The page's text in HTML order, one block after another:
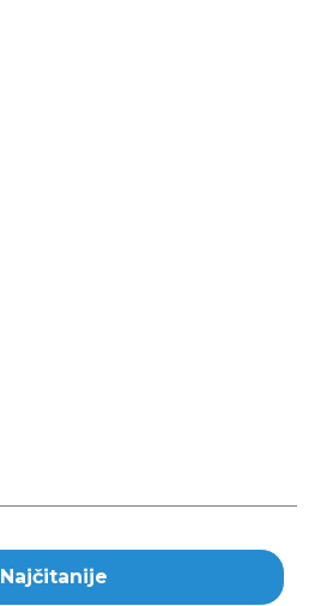
Najčitanije